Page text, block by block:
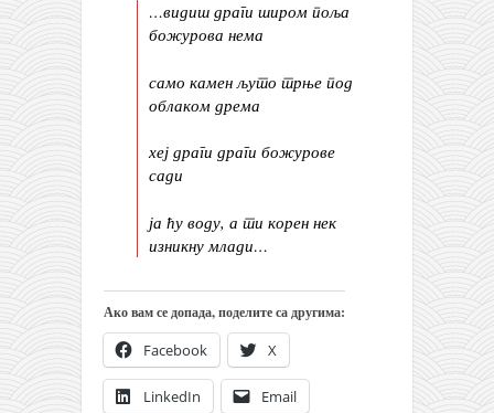
уместо твитера
календар српски
азбуки и књиге
Окинава карате
најновије на блогу
моје белешке
историја каратеа
бубиши
карате
кихон
наиханчи
…видиш драги широм поља
божурова нема
само камен љуто трње под
облаком дрема
хеј драги драги божурове
сади
ја ћу воду, а ти корен нек
изникну млади…
Ако вам се допада, поделите са другима:
Facebook X
LinkedIn Email